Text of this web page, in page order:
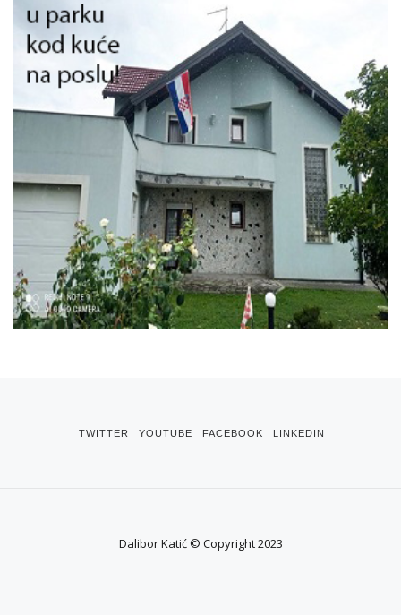
TWITTER YOUTUBE FACEBOOK LINKEDIN
Dalibor Katić © Copyright 2023